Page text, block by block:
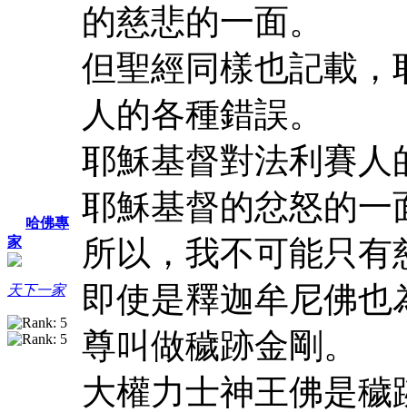
哈佛專
家
天下一家
的慈悲的一面。
但聖經同樣也記載，
人的各種錯誤。
耶穌基督對法利賽人
耶穌基督的忿怒的一
所以，我不可能只
即使是釋迦牟尼佛
尊叫做穢跡金剛。
大權力士神王佛是